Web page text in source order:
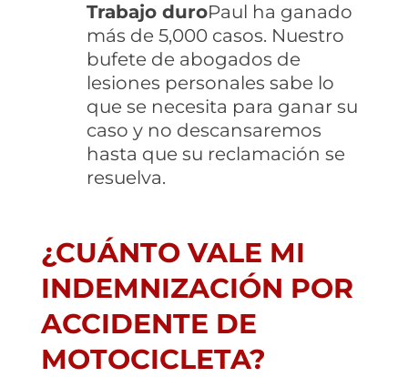
Trabajo duroPaul ha ganado
más de 5,000 casos. Nuestro
bufete de abogados de
lesiones personales sabe lo
que se necesita para ganar su
caso y no descansaremos
hasta que su reclamación se
resuelva.
¿CUÁNTO VALE MI
INDEMNIZACIÓN POR
ACCIDENTE DE
MOTOCICLETA?